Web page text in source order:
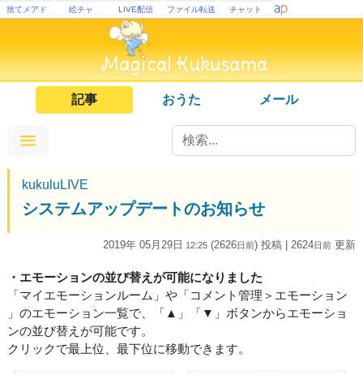
捨てメアド 絵チャ LIVE配信 ファイル転送 チャット
記事 おうた メール
kukuluLIVE
システムアップデートのお知らせ
2019年 05月29日 12:25 (2626日前) 投稿 | 2624日前 更新
・エモーションの並び替えが可能になりました
「マイエモーションルーム」や「コメント管理＞エモーション
」のエモーション一覧で、「▲」「▼」ボタンからエモーショ
ンの並び替えが可能です。
クリックで最上位、最下位に移動できます。